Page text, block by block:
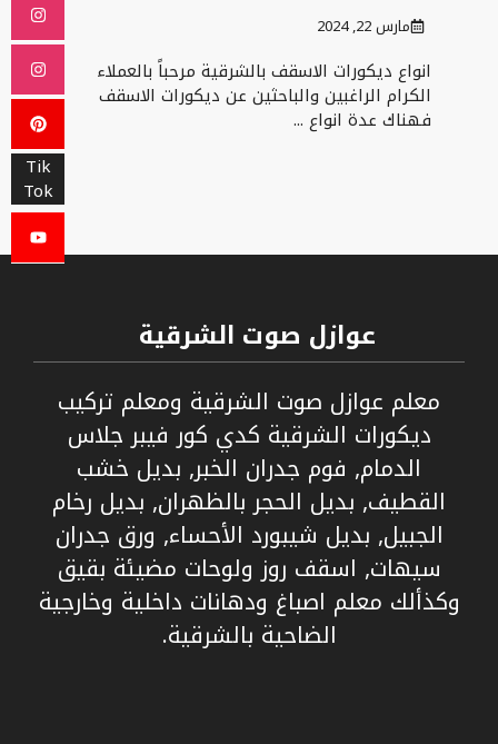
Tik
Tok
مارس 22, 2024
انواع ديكورات الاسقف بالشرقية مرحباً بالعملاء
الكرام الراغبين والباحثين عن ديكورات الاسقف
فهناك عدة انواع ...
عوازل صوت الشرقية
معلم عوازل صوت الشرقية ومعلم تركيب
ديكورات الشرقية كدي كور فيبر جلاس
الدمام, فوم جدران الخبر, بديل خشب
القطيف, بديل الحجر بالظهران, بديل رخام
الجبيل, بديل شيبورد الأحساء, ورق جدران
سيهات, اسقف روز ولوحات مضيئة بقيق
وكذألك معلم اصباغ ودهانات داخلية وخارجية
الضاحية بالشرقية.